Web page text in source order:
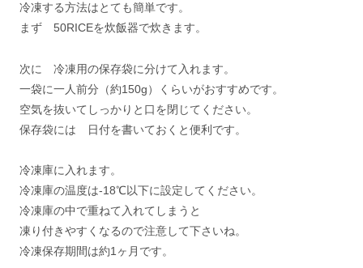
冷凍する方法はとても簡単です。
まず 50RICEを炊飯器で炊きます。
次に 冷凍用の保存袋に分けて入れます。
一袋に一人前分（約150g）くらいがおすすめです。
空気を抜いてしっかりと口を閉じてください。
保存袋には 日付を書いておくと便利です。
冷凍庫に入れます。
冷凍庫の温度は-18℃以下に設定してください。
冷凍庫の中で重ねて入れてしまうと
凍り付きやすくなるので注意して下さいね。
冷凍保存期間は約1ヶ月です。